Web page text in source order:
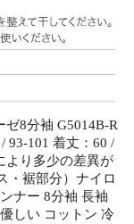
ゼ8分袖 G5014B-R
93-101 着丈：60 /
より多少の差異が
・裾部分）ナイロ
ナー 8分袖 長袖
しい コットン 冷